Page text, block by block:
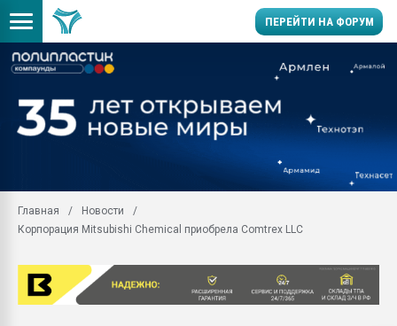
ПЕРЕЙТИ НА ФОРУМ
производство SPC
заводу пластмасс"
Подмосковье, Москва
28.07.2026
Главная
Новости
Корпорация Mitsubishi Chemical приобрела Comtrex LLC